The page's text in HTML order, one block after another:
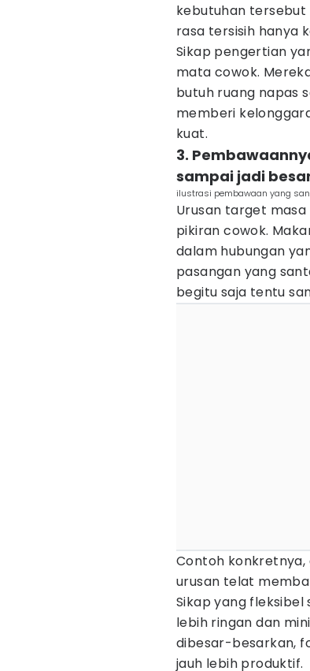
kebutuhan tersebut
rasa tersisih hanya
Sikap pengertian
mata cowok.
butuh ruang napas
memberi
kuat.
3.
sampai jadi
ilustrasi pembawaan yang
Urusan target
pikiran cowok.
dalam hubungan
pasangan yang
begitu saja tentu
Contoh
urusan telat
Sikap yang
lebih ringan dan
dibesar-besarkan,
jauh lebih produktif.